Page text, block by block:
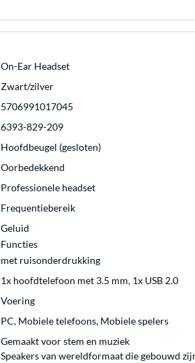
On-Ear Headset
Zwart/zilver
5706991017045
6393-829-209
Hoofdbeugel (gesloten)
Oorbedekkend
Professionele headset
Frequentiebereik
Geluid
Functies
met ruisonderdrukking
1x hoofdtelefoon met 3.5 mm, 1x USB 2.0
Voering
PC, Mobiele telefoons, Mobiele spelers
Gemaakt voor stem en muziek
Speakers van wereldformaat die gebouwd